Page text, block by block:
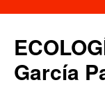
contenido
García